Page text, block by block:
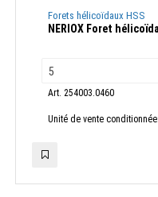
Forets hélicoïdaux HSS
NERIOX Foret
Art. 254003.0460
Unité de vente conditionnée: